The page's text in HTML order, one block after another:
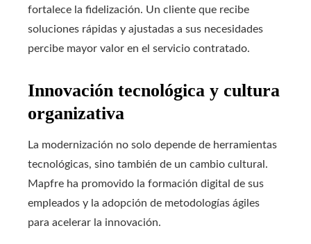
fortalece la fidelización. Un cliente que recibe
soluciones rápidas y ajustadas a sus necesidades
percibe mayor valor en el servicio contratado.
Innovación tecnológica y cultura
organizativa
La modernización no solo depende de herramientas
tecnológicas, sino también de un cambio cultural.
Mapfre ha promovido la formación digital de sus
empleados y la adopción de metodologías ágiles
para acelerar la innovación.